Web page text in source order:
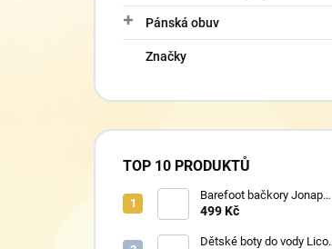
Pánská obuv
Značky
TOP 10 PRODUKTŮ
Barefoot bačkory Jonap
Home New fialová kočička
499 Kč
Dětské boty do vody Lico